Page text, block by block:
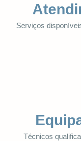
Serviços
Técnicos